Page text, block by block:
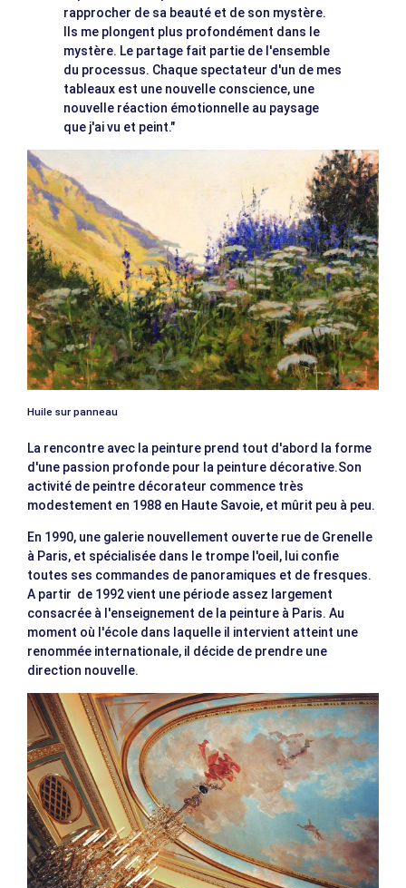
rapprocher de sa beauté et de son mystère.
Ils me plongent plus profondément dans le
mystère. Le partage fait partie de l'ensemble
du processus. Chaque spectateur d'un de mes
tableaux est une nouvelle conscience, une
nouvelle réaction émotionnelle au paysage
que j'ai vu et peint."
Huile sur panneau
La rencontre avec la peinture prend tout d'abord la forme
d'une passion profonde pour la peinture décorative.Son
activité de peintre décorateur commence très
modestement en 1988 en Haute Savoie, et mûrit peu à peu.
En 1990, une galerie nouvellement ouverte rue de Grenelle
à Paris, et spécialisée dans le trompe l'oeil, lui confie
toutes ses commandes de panoramiques et de fresques.
A partir de 1992 vient une période assez largement
consacrée à l'enseignement de la peinture à Paris. Au
moment où l'école dans laquelle il intervient atteint une
renommée internationale, il décide de prendre une
direction nouvelle.